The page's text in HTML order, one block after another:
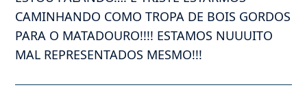
CAMINHANDO COMO TROPA DE BOIS GORDOS
PARA O MATADOURO!!!! ESTAMOS NUUUITO
MAL REPRESENTADOS MESMO!!!